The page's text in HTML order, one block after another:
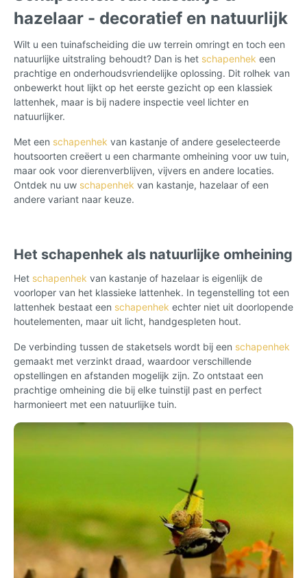
hazelaar - decoratief en natuurlijk
Wilt u een tuinafscheiding die uw terrein omringt en toch een
natuurlijke uitstraling behoudt? Dan is het schapenhek een
prachtige en onderhoudsvriendelijke oplossing. Dit rolhek van
onbewerkt hout lijkt op het eerste gezicht op een klassiek
lattenhek, maar is bij nadere inspectie veel lichter en
natuurlijker.
Met een schapenhek van kastanje of andere geselecteerde
houtsoorten creëert u een charmante omheining voor uw tuin,
maar ook voor dierenverblijven, vijvers en andere locaties.
Ontdek nu uw schapenhek van kastanje, hazelaar of een
andere variant naar keuze.
Het schapenhek als natuurlijke omheining
Het schapenhek van kastanje of hazelaar is eigenlijk de
voorloper van het klassieke lattenhek. In tegenstelling tot een
lattenhek bestaat een schapenhek echter niet uit doorlopende
houtelementen, maar uit licht, handgespleten hout.
De verbinding tussen de staketsels wordt bij een schapenhek
gemaakt met verzinkt draad, waardoor verschillende
opstellingen en afstanden mogelijk zijn. Zo ontstaat een
prachtige omheining die bij elke tuinstijl past en perfect
harmonieert met een natuurlijke tuin.